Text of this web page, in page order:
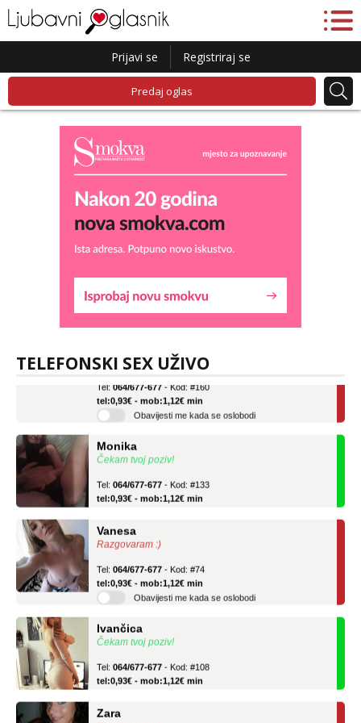
Prijavi se Registriraj se
Predaj oglas
TELEFONSKI SEX UŽIVO
Kristina
Razgovaram :)
Učiteljica iz predgrađa traži...
tel:0,93€ - mob:1,12€ min
Obavijesti me kada se oslobodi
Čekam tvoj poziv!
tel:0,93€ - mob:1,12€ min
Razgovaram :)
tel:0,93€ - mob:1,12€ min
Obavijesti me kada se oslobodi
Čekam tvoj poziv!
tel:0,93€ - mob:1,12€ min
Razgovaram :)